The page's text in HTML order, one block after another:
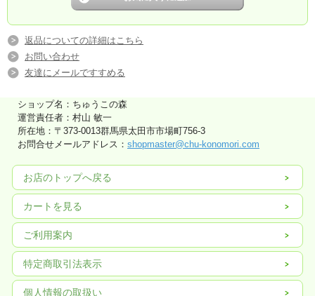
返品についての詳細はこちら
お問い合わせ
友達にメールですすめる
ショップ名：ちゅうこの森
運営責任者：村山 敏一
所在地：〒373-0013群馬県太田市市場町756-3
お問合せメールアドレス： shopmaster@chu-konomori.com
お店のトップへ戻る
カートを見る
ご利用案内
特定商取引法表示
個人情報の取扱い